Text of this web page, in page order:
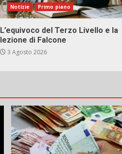
Notizie Primo piano
L’equivoco del Terzo Livello e la
lezione di Falcone
3 Agosto 2026